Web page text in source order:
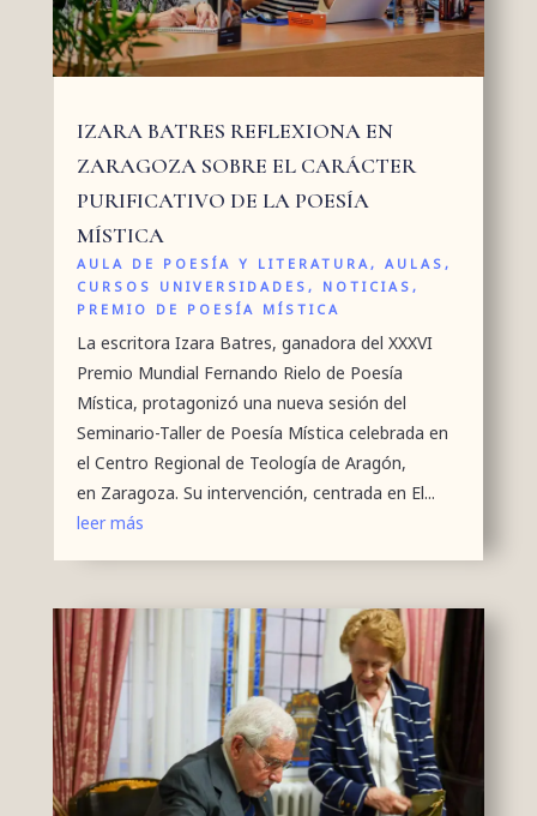
IZARA BATRES REFLEXIONA EN
ZARAGOZA SOBRE EL CARÁCTER
PURIFICATIVO DE LA POESÍA
MÍSTICA
AULA DE POESÍA Y LITERATURA, AULAS,
CURSOS UNIVERSIDADES, NOTICIAS,
PREMIO DE POESÍA MÍSTICA
La escritora Izara Batres, ganadora del XXXVI
Premio Mundial Fernando Rielo de Poesía
Mística, protagonizó una nueva sesión del
Seminario-Taller de Poesía Mística celebrada en
el Centro Regional de Teología de Aragón,
en Zaragoza. Su intervención, centrada en El...
leer más